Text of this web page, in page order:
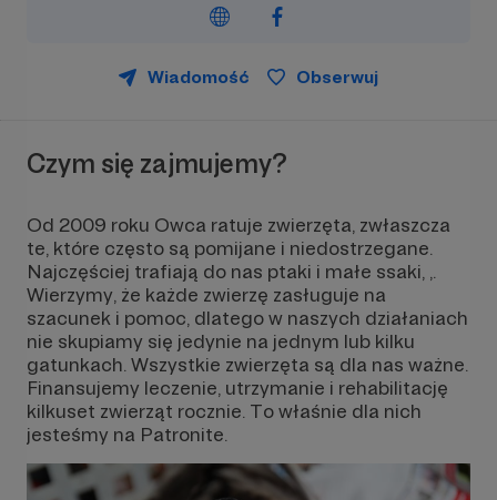
Wiadomość Obserwuj
Czym się zajmujemy?
Od 2009 roku Owca ratuje zwierzęta, zwłaszcza
te, które często są pomijane i niedostrzegane.
Najczęściej trafiają do nas ptaki i małe ssaki, ,.
Wierzymy, że każde zwierzę zasługuje na
szacunek i pomoc, dlatego w naszych działaniach
nie skupiamy się jedynie na jednym lub kilku
gatunkach. Wszystkie zwierzęta są dla nas ważne.
Finansujemy leczenie, utrzymanie i rehabilitację
kilkuset zwierząt rocznie. To właśnie dla nich
jesteśmy na Patronite.